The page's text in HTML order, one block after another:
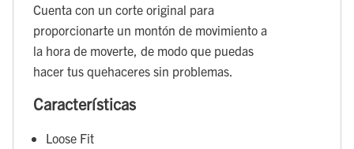
Cuenta con un corte original para
proporcionarte un montón de movimiento a
la hora de moverte, de modo que puedas
hacer tus quehaceres sin problemas.
Características
Loose Fit